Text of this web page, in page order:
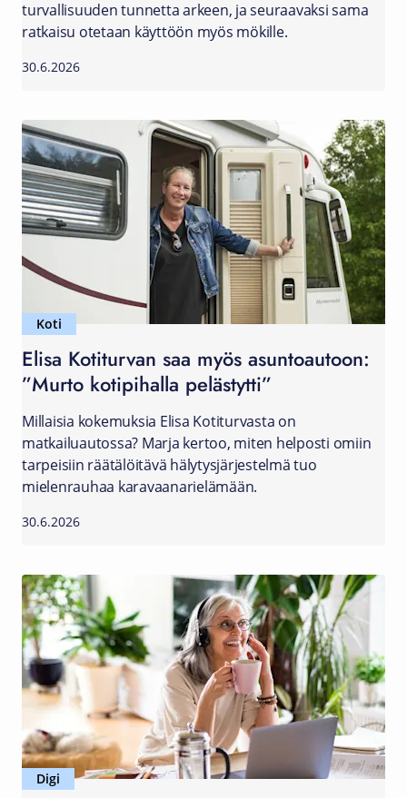
turvallisuuden tunnetta arkeen, ja seuraavaksi sama
ratkaisu otetaan käyttöön myös mökille.
30.6.2026
Koti
Elisa Kotiturvan saa myös asuntoautoon:
”Murto kotipihalla pelästytti”
Millaisia kokemuksia Elisa Kotiturvasta on
matkailuautossa? Marja kertoo, miten helposti omiin
tarpeisiin räätälöitävä hälytysjärjestelmä tuo
mielenrauhaa karavaanarielämään.
30.6.2026
Digi